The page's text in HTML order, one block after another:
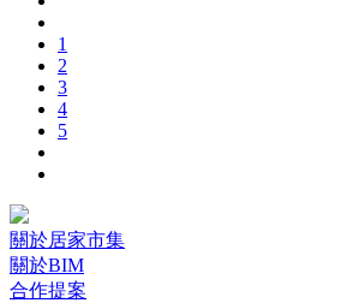
1
2
3
4
5
關於居家市集
關於BIM
合作提案